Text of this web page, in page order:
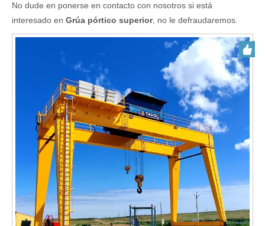
No dude en ponerse en contacto con nosotros si está
interesado en Grúa pórtico superior, no le defraudaremos.